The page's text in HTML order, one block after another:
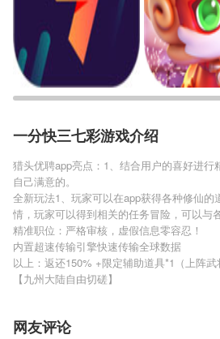
一分快三七彩游戏介绍
猎头优聘app亮点：1、结合用户的喜好进行
自己满意的。
全新玩法1、玩家可以在app获得各种修仙的
情，玩家可以得到相关的任务冒险，可以与
精准职位：严格审核，虚假信息零容忍！
内置超速传输引擎快速传输全球数据
以上：返还150% +限定辅助道具*1（上阵武
【九州大陆自由切磋】
网友评论